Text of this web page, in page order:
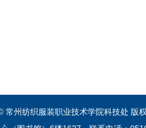
常州纺织服装职业技术学院科技处 版